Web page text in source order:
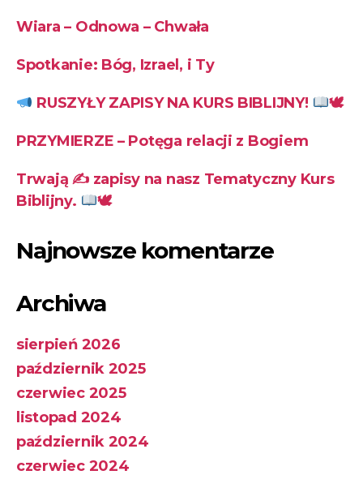
Wiara – Odnowa – Chwała
Spotkanie: Bóg, Izrael, i Ty
RUSZYŁY ZAPISY NA KURS BIBLIJNY! 🕊
PRZYMIERZE – Potęga relacji z Bogiem
Trwają ✍zapisy na nasz Tematyczny Kurs
Biblijny.
🕊
Najnowsze komentarze
Archiwa
sierpień 2026
październik 2025
czerwiec 2025
listopad 2024
październik 2024
czerwiec 2024